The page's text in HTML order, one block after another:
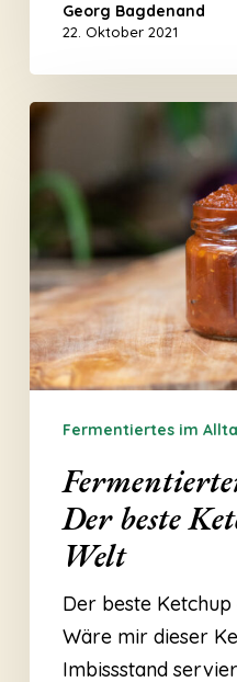
Georg Bagdenand
22. Oktober 2021
Fermentierter
–
beste
Ketchup
dieser
Welt
Fermentiertes im
Der beste
Welt
Der beste
Wäre mir dieser
Imbissstand